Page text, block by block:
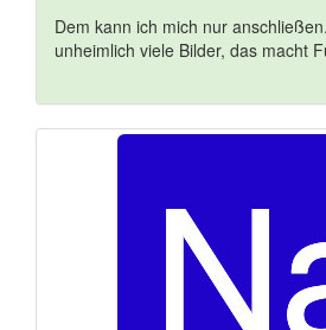
Dem kann ich mich nur
unheimlich viele Bilder, das macht